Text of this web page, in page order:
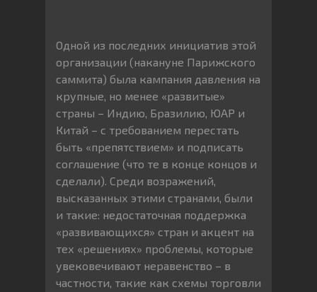
Одной из последних инициатив этой
организации (накануне Парижского
саммита) была кампания давления на
крупные, но менее «развитые»
страны – Индию, Бразилию, ЮАР и
Китай – с требованием перестать
быть «препятствием» и подписать
соглашение (что те в конце концов и
сделали). Среди возражений,
высказанных этими странами, были
и такие: недостаточная поддержка
«развивающихся» стран и акцент на
тех «решениях» проблемы, которые
увековечивают неравенство – в
частности, такие как схемы торговли